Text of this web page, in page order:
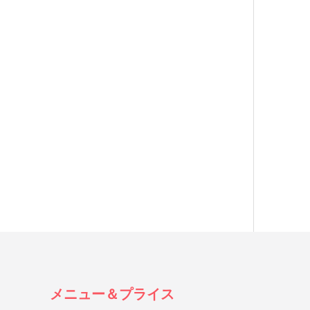
メニュー＆プライス